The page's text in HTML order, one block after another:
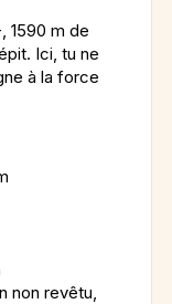
1590 m de
Ici, tu ne
à la force
non revêtu,